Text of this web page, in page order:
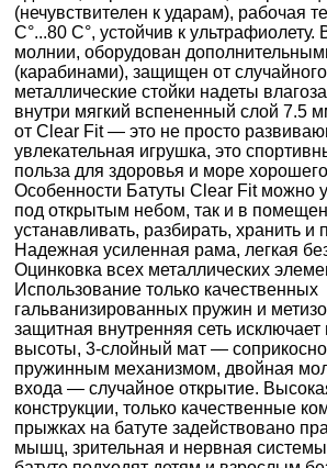
(нечувствителен к ударам), рабочая
C°...80 C°, устойчив к
молнии, оборудован
(карабинами), защищен от
металлические стойки надеты
внутри мягкий вспененный слой 7.5
от Clear Fit — это не просто
увлекательная игрушка, это
польза для здоровья и море
Особенности Батуты Clear Fit можно
под открытым небом, так и в
устанавливать, разбирать, хранить и
Надежная усиленная рама, легкая
Оцинковка всех металлических
Использование только качественных
гальванизированных пружин и
защитная внутренняя сеть исключает
высоты, 3-слойный мат —
пружинным механизмом, двойная
входа — случайное открытие.
конструкции, только качественные
прыжках на батуте задействовано
мышц, зрительная и нервная